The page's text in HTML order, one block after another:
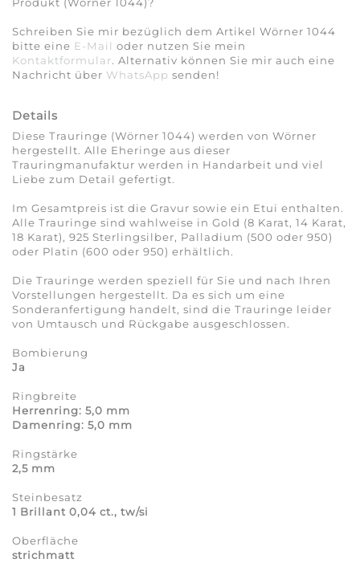
Produkt (Wörner 1044)?
Schreiben Sie mir bezüglich dem Artikel Wörner 1044
bitte eine E-Mail oder nutzen Sie mein
Kontaktformular. Alternativ können Sie mir auch eine
Nachricht über WhatsApp senden!
Details
Diese Trauringe (Wörner 1044) werden von Wörner
hergestellt. Alle Eheringe aus dieser
Trauringmanufaktur werden in Handarbeit und viel
Liebe zum Detail gefertigt.
Im Gesamtpreis ist die Gravur sowie ein Etui enthalten.
Alle Trauringe sind wahlweise in Gold (8 Karat, 14 Karat,
18 Karat), 925 Sterlingsilber, Palladium (500 oder 950)
oder Platin (600 oder 950) erhältlich.
Die Trauringe werden speziell für Sie und nach Ihren
Vorstellungen hergestellt. Da es sich um eine
Sonderanfertigung handelt, sind die Trauringe leider
von Umtausch und Rückgabe ausgeschlossen.
Bombierung
Ja
Ringbreite
Herrenring: 5,0 mm
Damenring: 5,0 mm
Ringstärke
2,5 mm
Steinbesatz
1 Brillant 0,04 ct., tw/si
Oberfläche
strichmatt